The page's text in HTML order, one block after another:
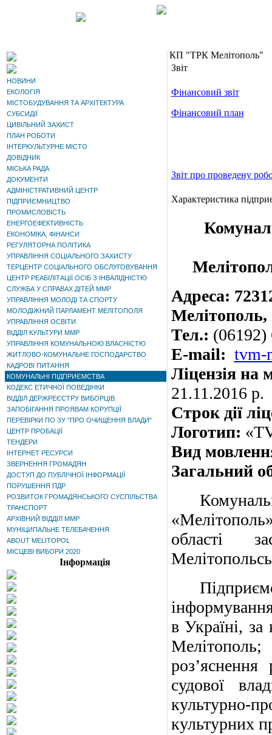
НОВИНИ
ЕКОЛОГІЯ
МІСТОБУДУВАННЯ ТА АРХІТЕКТУРА
СУБСИДІЇ
ЦИВІЛЬНИЙ ЗАХИСТ
ПЛАН РОБОТИ
ІНТЕРКУЛЬТУРНЕ МІСТО
ДОВІДНИК
МІСЬКА РАДА
ДОКУМЕНТИ
АДМІНІСТРАТИВНИЙ ЦЕНТР
ПІДПРИЄМНИЦТВО
ПРОМИСЛОВІСТЬ
ЕНЕРГОЕФЕКТИВНІСТЬ
ЕКОНОМІКА, ФІНАНСИ
РЕГУЛЯТОРНА ПОЛІТИКА
УПРАВЛІННЯ СОЦІАЛЬНОГО ЗАХИСТУ
ТЕРЦЕНТР СОЦІАЛЬНОГО ОБСЛУГОВУВАННЯ
ЦЕНТР РЕАБІЛІТАЦІЇ ОСІБ З ІНВАЛІДНІСТЮ
СЛУЖБА У СПРАВАХ ДІТЕЙ ММР
УПРАВЛІННЯ МОЛОДІ ТА СПОРТУ
МОЛОДІЖНИЙ ПАРЛАМЕНТ МЕЛІТОПОЛЯ
УПРАВЛІННЯ ОСВІТИ
ВІДДІЛ КУЛЬТУРИ ММР
УПРАВЛІННЯ КОМУНАЛЬНОЮ ВЛАСНІСТЮ
ЖИТЛОВО-КОМУНАЛЬНЕ ГОСПОДАРСТВО
КАДРОВІ ПИТАННЯ
КОМУНАЛЬНІ ПІДПРИЄМСТВА
КОДЕКС ЕТИЧНОЇ ПОВЕДІНКИ
ВІДДІЛ ДЕРЖРЕЄСТРУ ВИБОРЦІВ
ЗАПОБІГАННЯ ПРОЯВАМ КОРУПЦІЇ
ПЕРЕВІРКИ ПО ЗУ "ПРО ОЧИЩЕННЯ ВЛАДИ"
ЦЕНТР ПРОБАЦІЇ
ТЕНДЕРИ
ІНТЕРНЕТ РЕСУРСИ
ЗВЕРНЕННЯ ГРОМАДЯН
ДОСТУП ДО ПУБЛІЧНОЇ ІНФОРМАЦІЇ
ПОРУШЕННЯ ПДР
РОЗВИТОК ГРОМАДЯНСЬКОГО СУСПІЛЬСТВА
ТРАНСПОРТ
АРХІВНИЙ ВІДДІЛ ММР
МУНІЦИПАЛЬНЕ ТЕЛЕБАЧЕННЯ
ABOUT MELITOPOL
МІСЦЕВІ ВИБОРИ 2020
Інформація
КП "ТРК Мелітополь"
Звіт
Фінансовий звіт
Фінансовий план
Звіт про проведену
Характеристика
Адреса:
Мелітополь,
Тел.: (06192)
Е-mail: tvm-
Ліцензія на
21.11.2016 р.
Строк дії
Логотип:
Вид
Загальний
області
в Україні,
роз’яснення
судової
культурно-
культурних